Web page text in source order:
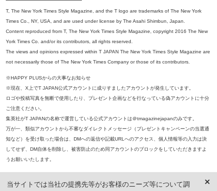
T, The New York Times Style Magazine, and the T logo are trademarks of The New York
Times Co., NY, USA, and are used under license by The Asahi Shimbun, Japan.
Content reproduced from T, The New York Times Style Magazine, copyright 2016 The New
York Times Co. and/or its contributors, all rights reserved.
The views and opinions expressed within T JAPAN The New York Times Style Magazine are
not necessarily those of The New York Times Company or those of its contributors.
※HAPPY PLUSからの大事なお知らせ
※現在、X上でT JAPAN公式アカウントに成りすましたアカウントが発生しています。
ロゴや投稿写真を無断で使用したり、プレゼント企画などを行なっている偽アカウントに十分
ご注意ください。
集英社がT JAPANの名称で運営している公式アカウントは＠tmagazinejapanのみです。
万が一、類似アカウントから不審なダイレクトメッセージ（プレゼントキャンペーンの当選通
知など）を受け取った場合は、DMへの返信や記載URLへのアクセス、個人情報等の入力は決
してせず、DM自体を削除し、被害防止のため同アカウントのブロックをしていただきますよ
うお願いいたします。
※ 掲載商品の価格は、特に記載がないかぎり、「税込価格」で表示しています。ただし、2021年3月18日以前に公開し
当サイトでは当社の提携先等がお客様のニーズ等について調